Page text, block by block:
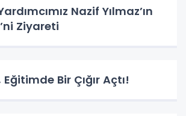
Nazif Yılmaz’ın
Ziyareti
Eğitimde Bir Çığır Açtı!